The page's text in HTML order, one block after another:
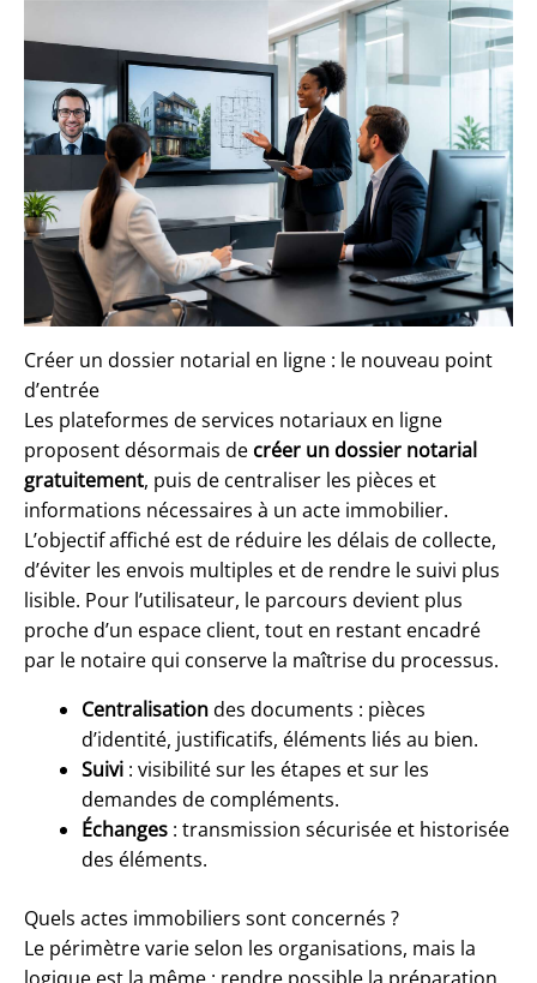
Créer un dossier notarial en ligne : le nouveau point
d’entrée
Les plateformes de services notariaux en ligne
proposent désormais de créer un dossier notarial
gratuitement, puis de centraliser les pièces et
informations nécessaires à un acte immobilier.
L’objectif affiché est de réduire les délais de collecte,
d’éviter les envois multiples et de rendre le suivi plus
lisible. Pour l’utilisateur, le parcours devient plus
proche d’un espace client, tout en restant encadré
par le notaire qui conserve la maîtrise du processus.
Centralisationdes documents : pièces
d’identité, justificatifs, éléments liés au bien.
Suivi : visibilité sur les étapes et sur les
demandes de compléments.
Échanges : transmission sécurisée et historisée
des éléments.
Quels actes immobiliers sont concernés ?
Le périmètre varie selon les organisations, mais la